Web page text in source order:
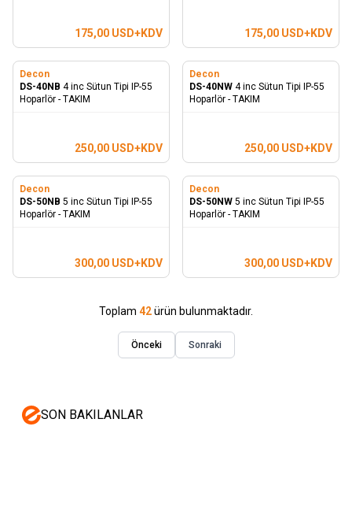
175,00 USD+KDV 175,00 USD+KDV
Decon
DS-40NB 4 inc Sütun Tipi IP-55
Hoparlör - TAKIM
250,00 USD+KDV
Decon
DS-40NW 4 inc Sütun Tipi IP-55
Hoparlör - TAKIM
250,00 USD+KDV
Decon
DS-50NB 5 inc Sütun Tipi IP-55
Hoparlör - TAKIM
300,00 USD+KDV
Decon
DS-50NW 5 inc Sütun Tipi IP-55
Hoparlör - TAKIM
300,00 USD+KDV
Toplam 42ürün bulunmaktadır.
Önceki Sonraki
SON BAKILANLAR